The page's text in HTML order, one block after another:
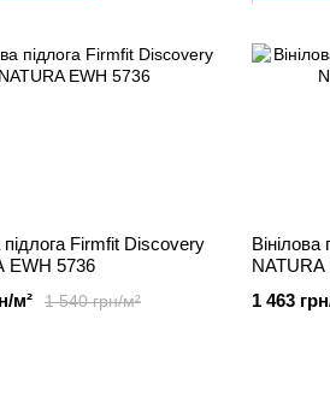
підлога Firmfit Discovery
EWH 5736
1 540 грн/м²
м² 1 463